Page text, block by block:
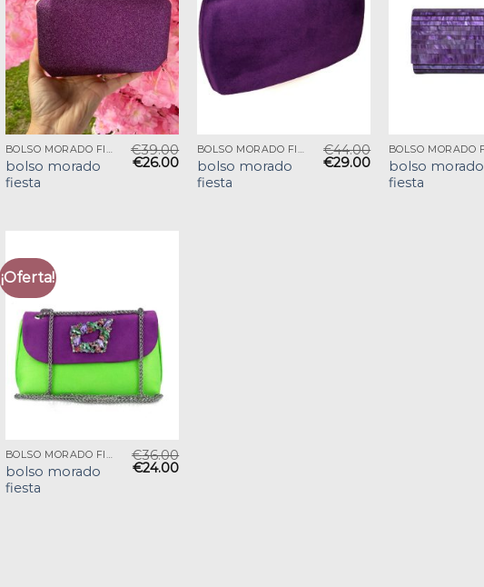
BOLSO MORADO FIESTA
bolso morado
fiesta
€39.00
€26.00
BOLSO MORADO FIESTA
bolso morado
fiesta
€44.00
€29.00
bolso morado
fiesta
¡Oferta!
BOLSO MORADO FIESTA
bolso morado
fiesta
€36.00
€24.00